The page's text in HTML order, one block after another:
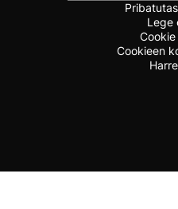
Lege
Cookieen